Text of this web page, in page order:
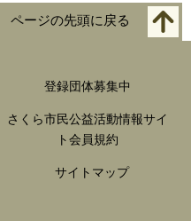
ページの先頭に戻る
登録団体募集中
さくら市民公益活動情報サイ
ト会員規約
サイトマップ